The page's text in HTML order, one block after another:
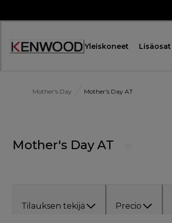
Yleiskoneet Lisäosat
Mother's Day Mother's Day AT
Mother's Day AT
Tilauksen tekijä Precio